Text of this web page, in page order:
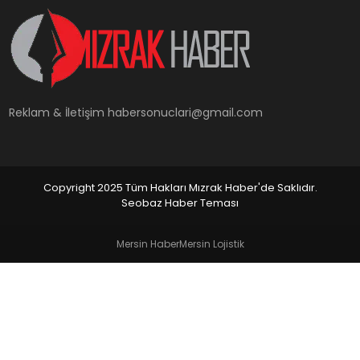
YAŞAM
Reklam & İletişimhabersonuclari@gmail.com
Copyright 2025 Tüm Hakları Mızrak Haber'de Saklıdır.
Seobaz Haber Teması
Mersin HaberMersin Lojistik